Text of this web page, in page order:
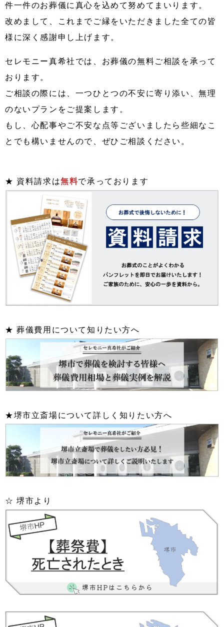
件一件のお葬儀に真心を込めて努めてまいります。
改めまして、これまでご縁をいただきました全ての皆
様に深く感謝申し上げます。
セレモニー真希社では、お葬儀の無料ご相談を承って
おります。
ご相談の際には、一つひとつの不安に寄り添い、無理
のないプランをご提案します。
もし、心配事やご不安な点等ございましたら些細なこ
とでも構いませんので、ぜひご相談ください。
★ 資料請求は無料で承っております
★ 葬儀費用について知りたい方へ
★堺市立斎場について詳しく知りたい方へ
☆ 堺市より